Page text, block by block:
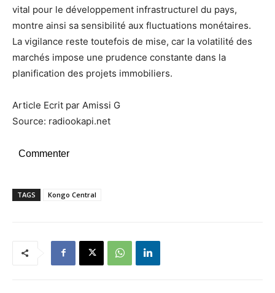
vital pour le développement infrastructurel du pays,
montre ainsi sa sensibilité aux fluctuations monétaires.
La vigilance reste toutefois de mise, car la volatilité des
marchés impose une prudence constante dans la
planification des projets immobiliers.
Article Ecrit par Amissi G
Source: radiookapi.net
Commenter
TAGS Kongo Central